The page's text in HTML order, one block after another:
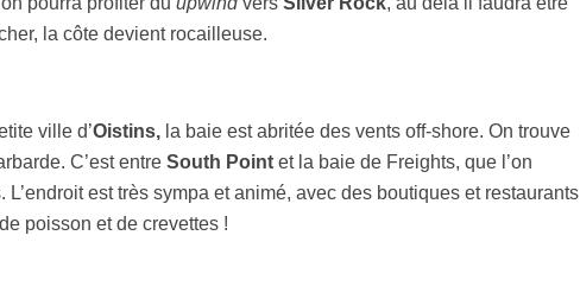
la côte devient rocailleuse.
ville d’Oistins,la baie est abritée des vents off-shore. On trouve
C’est entre South Pointet la baie de Freights, que l’on
est très sympa et animé, avec des boutiques et restaurants
poisson et de crevettes !